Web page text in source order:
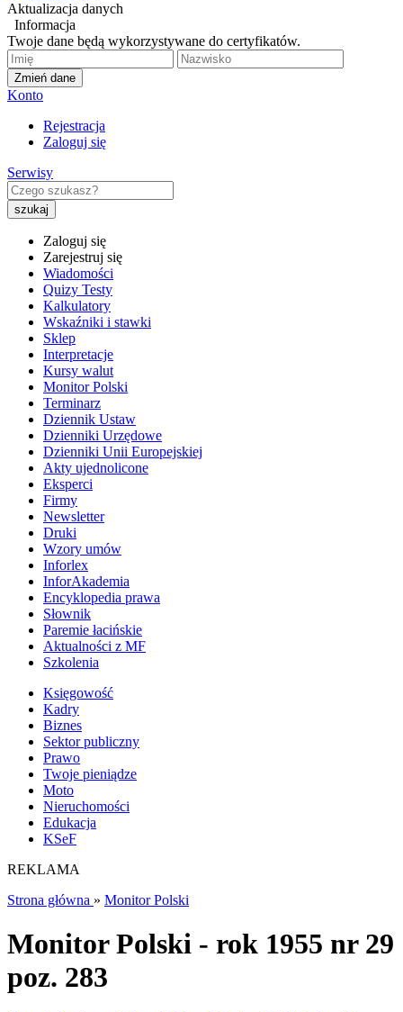
Aktualizacja danych
Informacja
Twoje dane będą wykorzystywane do certyfikatów.
Zmień dane
Konto
Rejestracja
Zaloguj się
Serwisy
Zaloguj się
Zarejestruj się
Wiadomości
Quizy Testy
Kalkulatory
Wskaźniki i stawki
Sklep
Interpretacje
Kursy walut
Monitor Polski
Terminarz
Dziennik Ustaw
Dzienniki Urzędowe
Dzienniki Unii Europejskiej
Akty ujednolicone
Eksperci
Firmy
Newsletter
Druki
Wzory umów
Inforlex
InforAkademia
Encyklopedia prawa
Słownik
Paremie łacińskie
Aktualności z MF
Szkolenia
Księgowość
Kadry
Biznes
Sektor publiczny
Prawo
Twoje pieniądze
Moto
Nieruchomości
Edukacja
KSeF
REKLAMA
Strona główna » Monitor Polski
Monitor Polski - rok 1955 nr 29
poz. 283